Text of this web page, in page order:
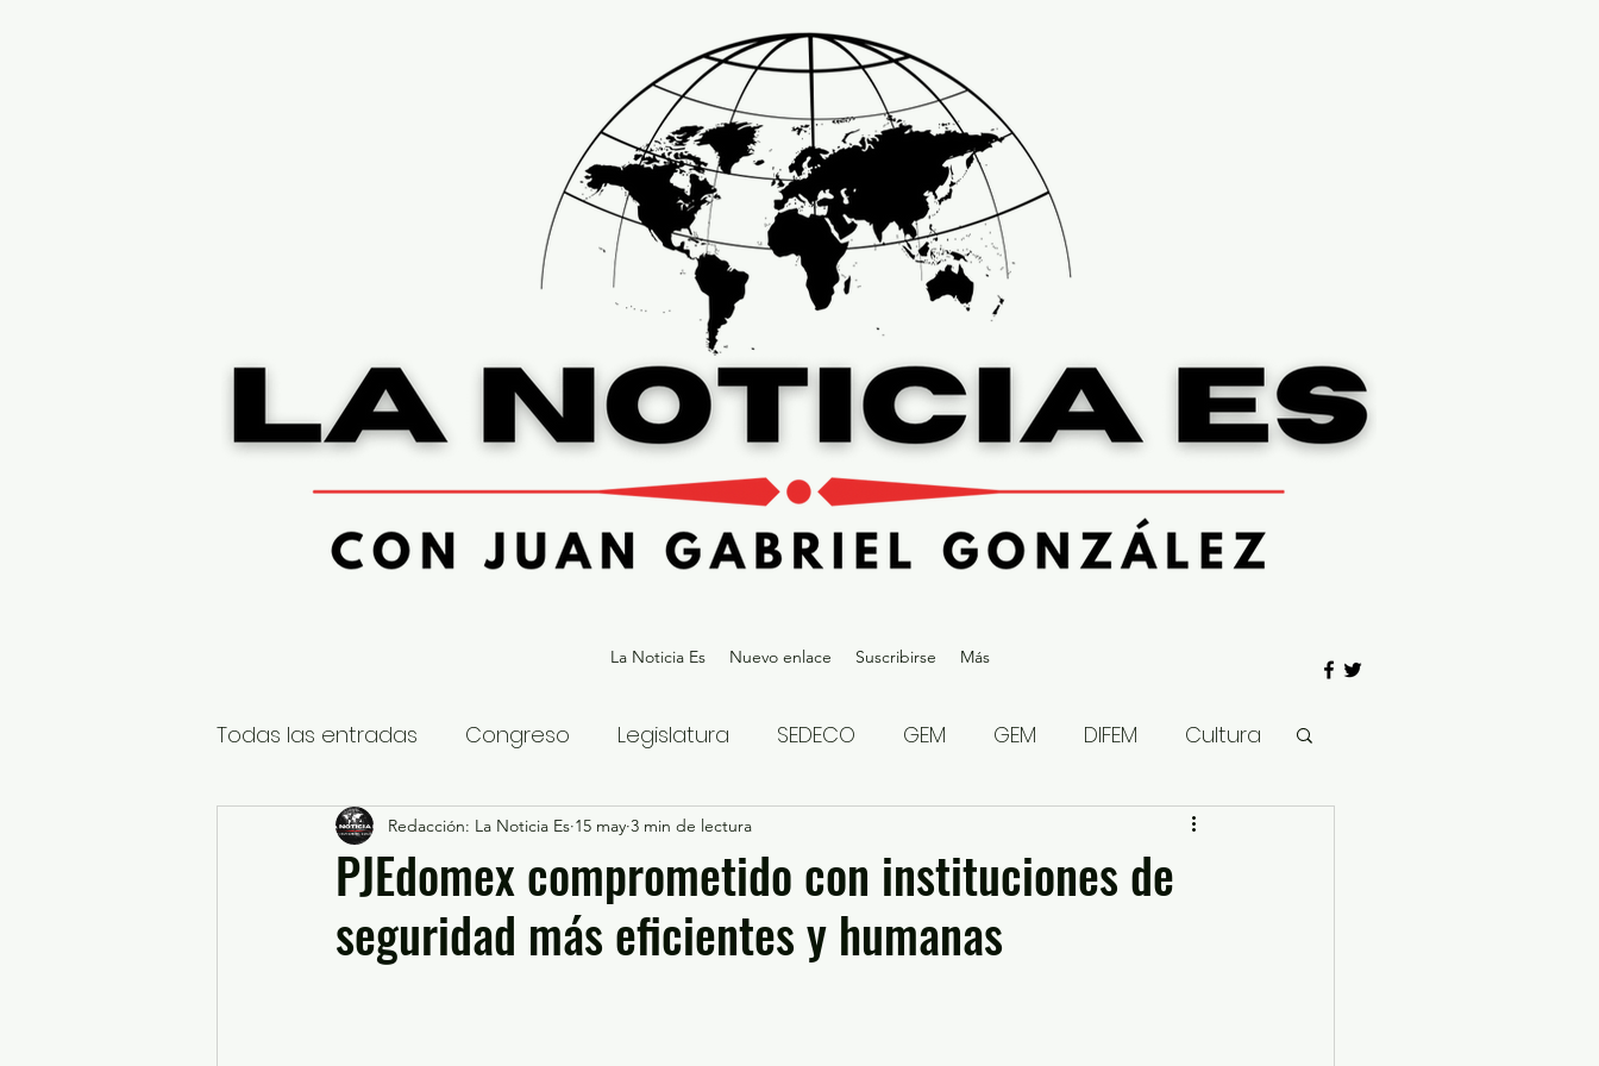
La Noticia Es Nuevo enlace Suscribirse Más
Todas las entradas Congreso Legislatura SEDECO GEM GEM DIFEM Cultura
Nacional Estatal Gubernatura Edoméx 2023
Educación y Cultura Seguridad y Justicia Denuncia Ciudadana
PJEdomex comprometido con instituciones de
seguridad más eficientes y humanas
Redacción: La Noticia Es 15 may 3 min de lectura